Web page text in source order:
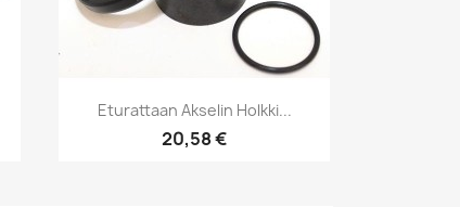
Pikakatselu
Eturattaan Akselin Holkki...
20,58 €